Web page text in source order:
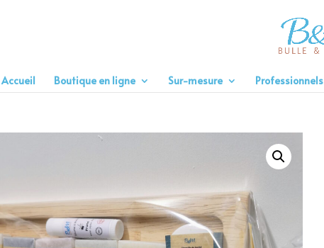
Accueil Boutique en ligne Sur-mesure Professionnels